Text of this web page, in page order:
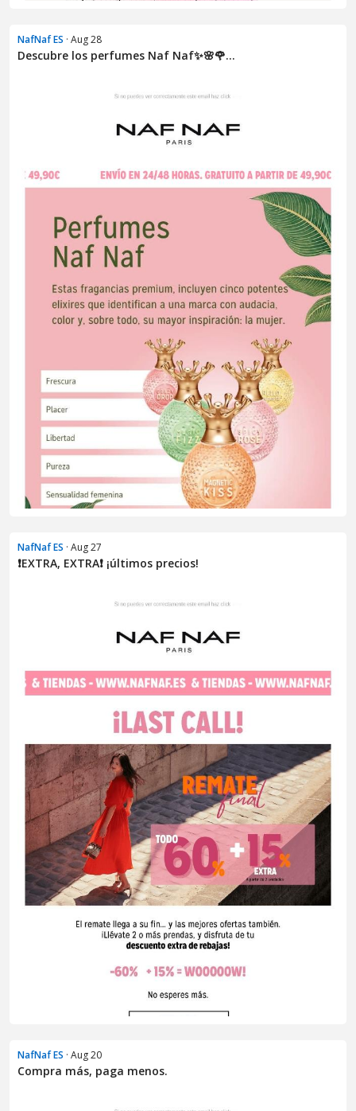
NafNaf ES · Aug 28
Descubre los perfumes Naf Naf✨🌸🌹...
NafNaf ES · Aug 27
❗EXTRA, EXTRA❗ ¡últimos precios!
NafNaf ES · Aug 20
Compra más, paga menos.